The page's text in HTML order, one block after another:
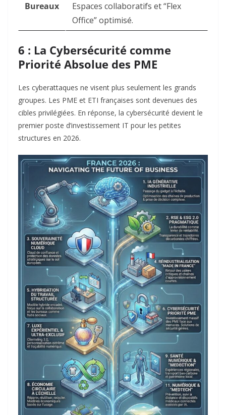
Bureaux
Espaces collaboratifs et “Flex
Office” optimisé.
6 : La Cybersécurité comme
Priorité Absolue des PME
Les cyberattaques ne visent plus seulement les grands
groupes. Les PME et ETI françaises sont devenues des
cibles privilégiées. En réponse, la cybersécurité devient le
premier poste d’investissement IT pour les petites
structures en 2026.